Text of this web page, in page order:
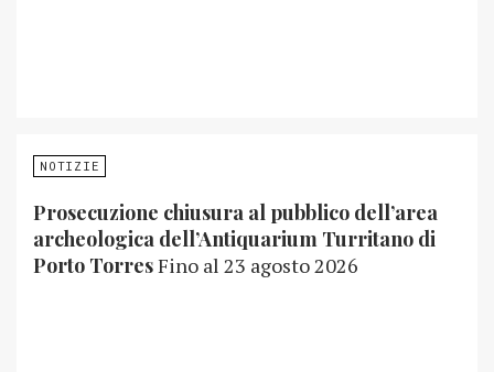
NOTIZIE
Prosecuzione chiusura al pubblico dell’area
archeologica dell’Antiquarium Turritano di
Porto TorresFino al 23 agosto 2026